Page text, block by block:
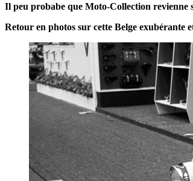
Il peu probabe que Moto-Collection revienne
Retour en photos sur cette Belge exubérante